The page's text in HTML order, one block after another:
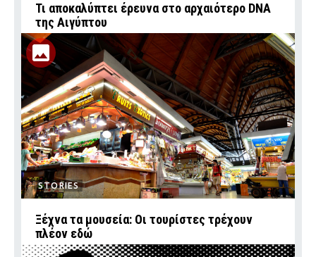
Τι αποκαλύπτει έρευνα στο αρχαιότερο DNA
της Αιγύπτου
STORIES
Ξέχνα τα μουσεία: Οι τουρίστες τρέχουν
πλέον εδώ